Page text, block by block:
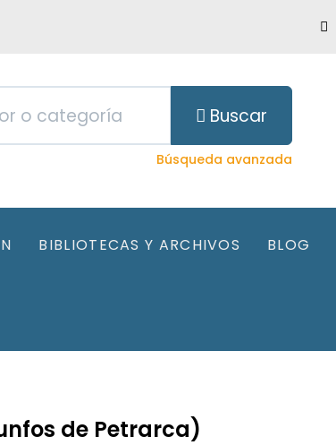
Buscar
Búsqueda avanzada
BIBLIOTECAS Y ARCHIVOS BLOG
de Petrarca)